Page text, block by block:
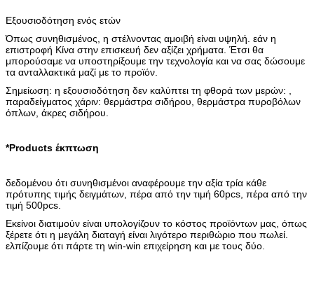
Εξουσιοδότηση ενός ετών
Όπως συνηθισμένος, η στέλνοντας αμοιβή είναι υψηλή. εάν η
επιστροφή Κίνα στην επισκευή δεν αξίζει χρήματα. Έτσι θα
μπορούσαμε να υποστηρίξουμε την τεχνολογία και να σας δώσουμε
τα ανταλλακτικά μαζί με το προϊόν.
Σημείωση: η εξουσιοδότηση δεν καλύπτει τη φθορά των μερών: ,
παραδείγματος χάριν: θερμάστρα σιδήρου, θερμάστρα πυροβόλων
όπλων, άκρες σιδήρου.
*Products έκπτωση
δεδομένου ότι συνηθισμένοι αναφέρουμε την αξία τρία κάθε
πρότυπης τιμής δειγμάτων, πέρα από την τιμή 60pcs, πέρα από την
τιμή 500pcs.
Εκείνοι διατιμούν είναι υπολογίζουν το κόστος προϊόντων μας, όπως
ξέρετε ότι η μεγάλη διαταγή είναι λιγότερο περιθώριο που πωλεί.
ελπίζουμε ότι πάρτε τη win-win επιχείρηση και με τους δύο.